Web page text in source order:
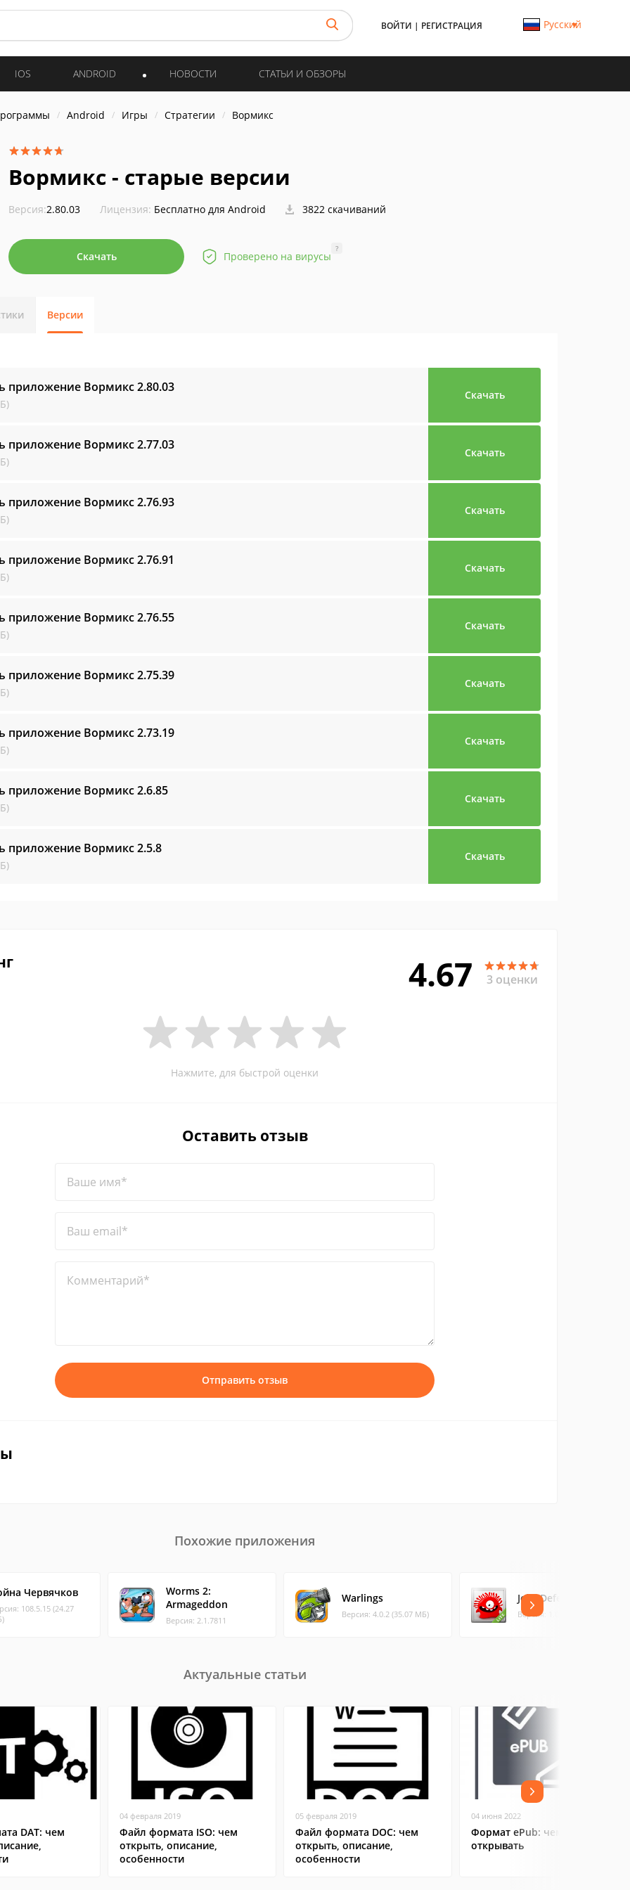
ВОЙТИ | РЕГИСТРАЦИЯ Русский
IOS ANDROID НОВОСТИ СТАТЬИ И ОБЗОРЫ
Android Игры Стратегии Вормикс
Вормикс - старые версии
Версия:2.80.03 Лицензия: Бесплатно для Android 3822 скачиваний
Скачать Проверено на вирусы
?
Версии
приложение Вормикс2.80.03
Скачать
приложение Вормикс2.77.03
Скачать
приложение Вормикс2.76.93
Скачать
приложение Вормикс2.76.91
Скачать
приложение Вормикс2.76.55
Скачать
приложение Вормикс2.75.39
Скачать
приложение Вормикс2.73.19
Скачать
приложение Вормикс2.6.85
Скачать
приложение Вормикс2.5.8
Скачать
4.67 3 оценки
Нажмите, для быстрой оценки
Оставить отзыв
Ваше имя*
Ваш email*
Комментарий*
Отправить отзыв
Похожие приложения
Червячков
108.5.15 (24.27
Worms 2:
Armageddon
Версия: 2.1.7811
Warlings
Версия: 4.0.2 (35.07 МБ)
Jelly Defense Lite
Версия: 1.00 (65.46 МБ)
Актуальные статьи
DAT: чем
04 февраля 2019
Файл формата ISO: чем
открыть, описание,
особенности
05 февраля 2019
Файл формата DOC: чем
открыть, описание,
особенности
04 июня 2022
Формат ePub: чем и зачем
открывать